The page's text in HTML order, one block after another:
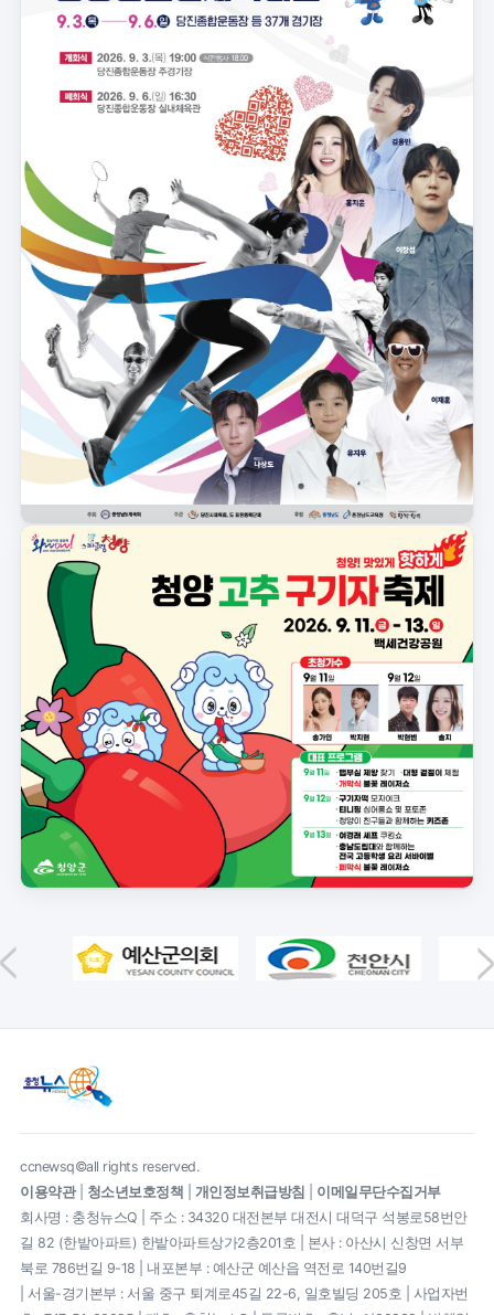
ccnewsq©all rights reserved.
이용약관| 청소년보호정책 개인정보취급방침
이메일무단수집거부
회사명 : 충청뉴스Q | 주소 : 34320 대전본부 대전시 대덕구 석봉로58번안
길 82 (한밭아파트) 한밭아파트상가2층201호 | 본사 : 아산시 신창면 서부
북로 786번길 9-18 | 내포본부 : 예산군 예산읍 역전로 140번길9
| 서울-경기본부 : 서울 중구 퇴계로45길 22-6, 일호빌딩 205호 | 사업자번